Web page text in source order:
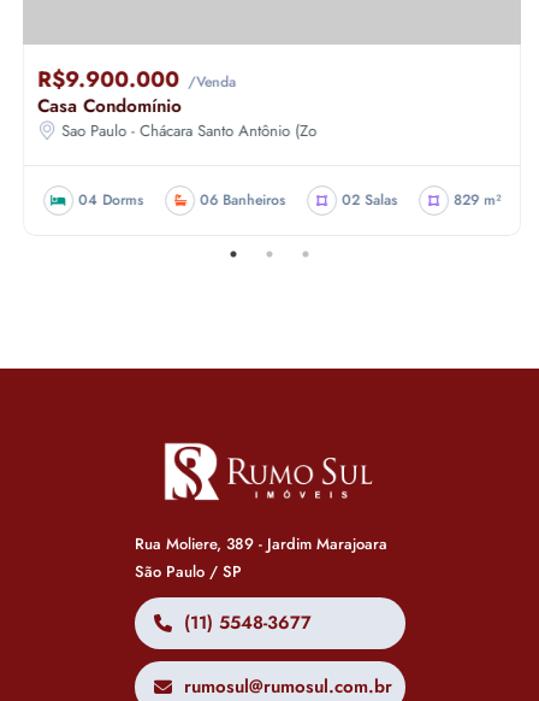
R$9.900.000 /Venda
Casa Condomínio
Sao Paulo - Chácara Santo Antônio (Zo
04 Dorms 06 Banheiros 02 Salas 829 m²
Rua Moliere, 389 - Jardim Marajoara
São Paulo / SP
(11) 5548-3677
rumosul@rumosul.com.br